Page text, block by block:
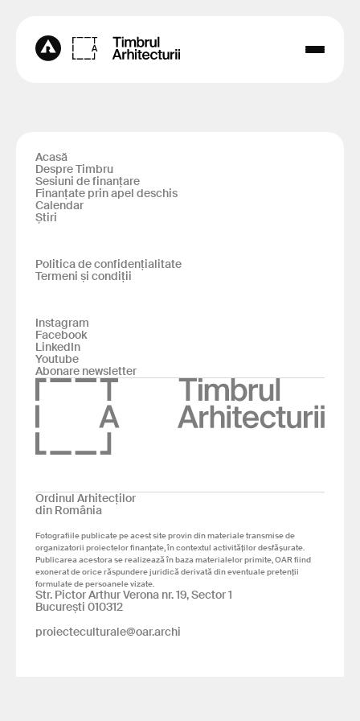
Acasă
Despre Timbru
Sesiuni de finanțare
Finanțate prin apel deschis
Calendar
Știri
Politica de confidențialitate
Termeni și condiții
Instagram
Facebook
LinkedIn
Youtube
Abonare newsletter
Ordinul Arhitecților
din România
Fotografiile publicate pe acest site provin din materiale transmise de
organizatorii proiectelor finanțate, în contextul activităților desfășurate.
Publicarea acestora se realizează în baza materialelor primite, OAR fiind
exonerat de orice răspundere juridică derivată din eventuale pretenții
formulate de persoanele vizate.
Str. Pictor Arthur Verona nr. 19, Sector 1
București 010312
proiecteculturale@oar.archi